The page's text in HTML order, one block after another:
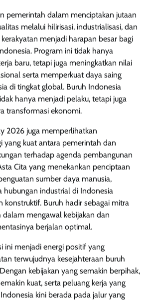
pemerintah dalam menciptakan jutaan
melalui hilirisasi, industrialisasi, dan
menjadi harapan besar bagi
Program ini tidak hanya
baru, tetapi juga meningkatkan nilai
serta memperkuat daya saing
di tingkat global. Buruh Indonesia
hanya menjadi pelaku, tetapi juga
transformasi ekonomi.
2026 juga memperlihatkan
yang kuat antara pemerintah dan
terhadap agenda pembangunan
Cita yang menekankan penciptaan
sumber daya manusia,
hubungan industrial di Indonesia
konstruktif. Buruh hadir sebagai mitra
mengawal kebijakan dan
berjalan optimal.
ini menjadi energi positif yang
terwujudnya kesejahteraan buruh
kebijakan yang semakin berpihak,
kuat, serta peluang kerja yang
kini berada pada jalur yang